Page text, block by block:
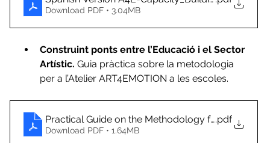
Download PDF • 3.04MB
Construint ponts entre l’Educació i el Sector
Artístic. Guia pràctica sobre la metodologia
per a l’Atelier ART4EMOTION a les escoles.
Practical Guide on the Methodology for.pdf
Download PDF • 1.64MB